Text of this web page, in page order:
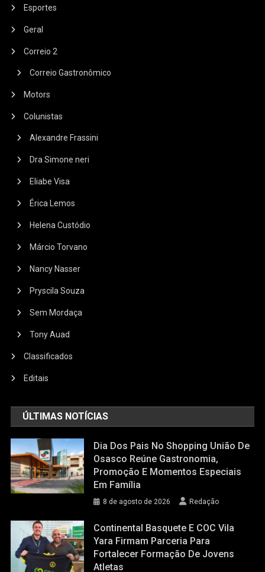
Esportes
Geral
Correio 2
Correio Gastronômico
Motors
Colunistas
Alexandre Frassini
Dra Simone neri
Eliabe Visa
Érica Lemos
Helena Custódio
Márcio Torvano
Nancy Nasser
Pryscila Souza
Sem Mordaça
Tony Auad
Classificados
Editais
ÚLTIMAS NOTÍCIAS
Dia Dos Pais No Shopping União De
Osasco Reúne Gastronomia,
Promoção E Momentos Especiais
Em Família
8 de agosto de 2026 Redação
Continental Basquete E COC Vila
Yara Firmam Parceria Para
Fortalecer Formação De Jovens
Atletas